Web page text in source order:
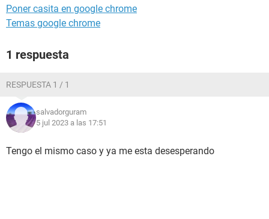
Poner casita en google chrome
Temas google chrome
1 respuesta
RESPUESTA 1 / 1
salvadorguram
5 jul 2023 a las 17:51
Tengo el mismo caso y ya me esta desesperando